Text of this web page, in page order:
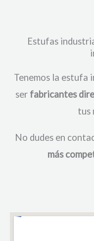
Estufas
Tenemos la estufa
ser fabricantes
tus
No dudes en
más